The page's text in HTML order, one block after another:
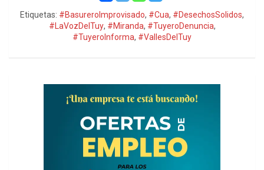
Etiquetas: #BasureroImprovisado, #Cua, #DesechosSolidos,
#LaVozDelTuy, #Miranda, #TuyeroDenuncia,
#TuyeroInforma, #VallesDelTuy